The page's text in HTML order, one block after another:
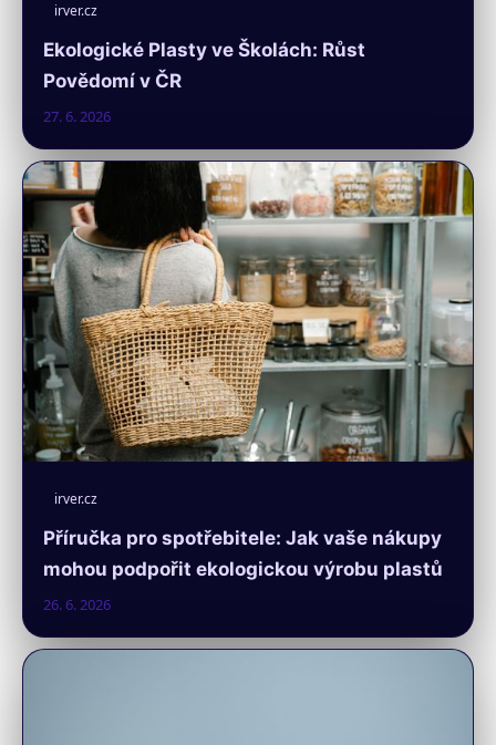
irver.cz
Ekologické Plasty ve Školách: Růst
Povědomí v ČR
27. 6. 2026
irver.cz
Příručka pro spotřebitele: Jak vaše nákupy
mohou podpořit ekologickou výrobu plastů
26. 6. 2026